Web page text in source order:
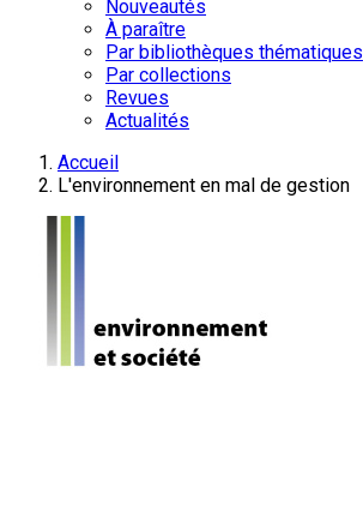
Nouveautés
À paraître
Par bibliothèques thématiques
Par collections
Revues
Actualités
Accueil
L'environnement en mal de gestion